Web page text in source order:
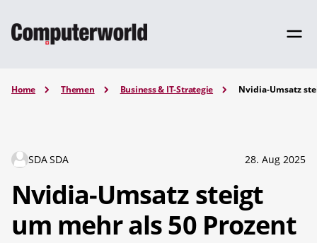
Home Themen Business & IT-Strategie Nvidia-Umsatz
SDA SDA 28. Aug 2025
Nvidia-Umsatz steigt
um mehr als 50 Prozent